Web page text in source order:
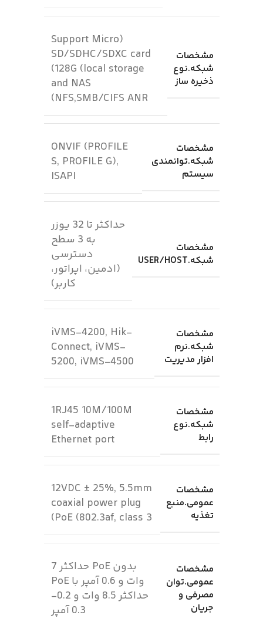
مشخصات
شبکه.نوع
ذخیره ساز
(Support Micro
SD/SDHC/SDXC card
(128G (local storage
and NAS
(NFS,SMB/CIFS ANR
مشخصات
شبکه.توانمندی
سیستم
ONVIF (PROFILE
S, PROFILE G),
ISAPI
مشخصات
شبکه.USER/HOST
حداکثر تا 32 یوزر
به 3 سطح
دسترسی
(ادمین، اپراتور،
کاربر)
مشخصات
شبکه.نرم
افزار مدیریت
iVMS-4200, Hik-
Connect, iVMS-
5200, iVMS-4500
مشخصات
شبکه.نوع
رابط
1RJ45 10M/100M
self-adaptive
Ethernet port
مشخصات
عمومی.منبع
تغذیه
12VDC ± 25%, 5.5mm
coaxial power plug
(PoE (802.3af, class 3
مشخصات
عمومی.توان
مصرفی و
جریان
بدون PoE حداکثر 7
وات و 0.6 آمپر با PoE
حداکثر 8.5 وات و 0.2-
0.3 آمپر